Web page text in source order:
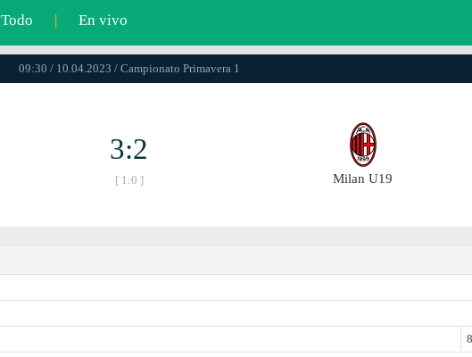
Todo | En vivo
09:30 / 10.04.2023 / Campionato Primavera 1
3:2
[ 1:0 ] Milan U19